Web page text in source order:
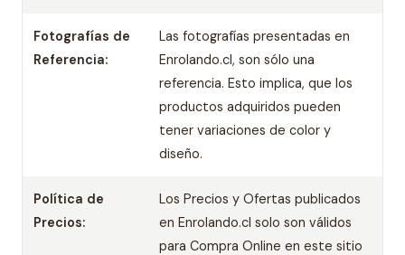
Fotografías de
Referencia:
Las fotografías presentadas en
Enrolando.cl, son sólo una
referencia. Esto implica, que los
productos adquiridos pueden
tener variaciones de color y
diseño.
Política de
Precios:
Los Precios y Ofertas publicados
en Enrolando.cl solo son válidos
para Compra Online en este sitio